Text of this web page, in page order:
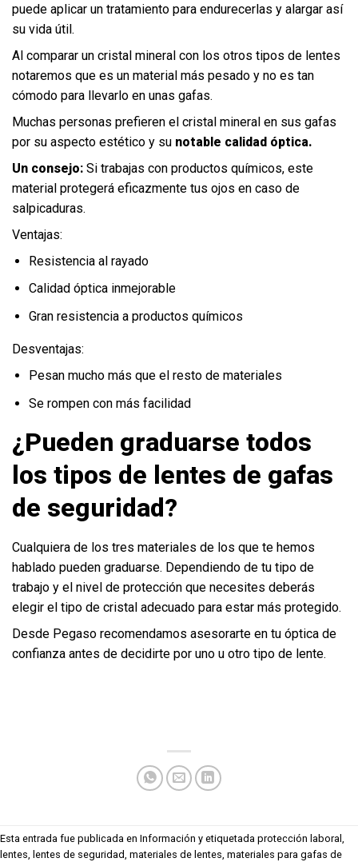
puede aplicar un tratamiento para endurecerlas y alargar así
su vida útil.
Al comparar un cristal mineral con los otros tipos de lentes
notaremos que es un material más pesado y no es tan
cómodo para llevarlo en unas gafas.
Muchas personas prefieren el cristal mineral en sus gafas
por su aspecto estético y su notable calidad óptica.
Un consejo: Si trabajas con productos químicos, este
material protegerá eficazmente tus ojos en caso de
salpicaduras.
Ventajas:
Resistencia al rayado
Calidad óptica inmejorable
Gran resistencia a productos químicos
Desventajas:
Pesan mucho más que el resto de materiales
Se rompen con más facilidad
¿Pueden graduarse todos
los tipos de lentes de gafas
de seguridad?
Cualquiera de los tres materiales de los que te hemos
hablado pueden graduarse. Dependiendo de tu tipo de
trabajo y el nivel de protección que necesites deberás
elegir el tipo de cristal adecuado para estar más protegido.
Desde Pegaso recomendamos asesorarte en tu óptica de
confianza antes de decidirte por uno u otro tipo de lente.
Esta entrada fue publicada en Información y etiquetada protección laboral ,
lentes, lentes de seguridad, materiales de lentes, materiales para gafas de